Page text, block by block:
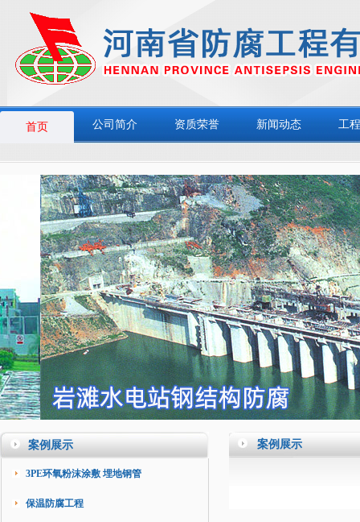
首页 公司简介 资质荣誉 新闻动态 工
案例展示
3PE环氧粉沫涂敷 埋地钢管
保温防腐工程
案例展示